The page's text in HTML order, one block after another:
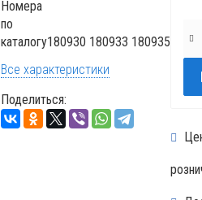
Номера
по
каталогу180930 180933 180935
Все характеристики
Поделиться: